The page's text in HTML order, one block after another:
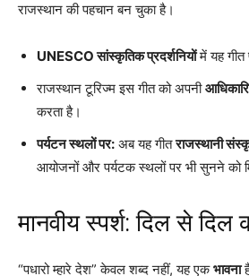
राजस्थान की पहचान बन चुका है।
UNESCO सांस्कृतिक प्रदर्शनियोंमें यह गीत
राजस्थान टूरिज्म इस गीत को अपनी
करता है।
पर्यटन स्थलों पर: अब यह गीतराजस्थानी
आयोजनों और पर्यटक स्थलों पर भी सुनने को
मानवीय स्पर्श: दिल से दिल
“पधारो म्हारे देश” केवल शब्द नहीं, यह एकभावना